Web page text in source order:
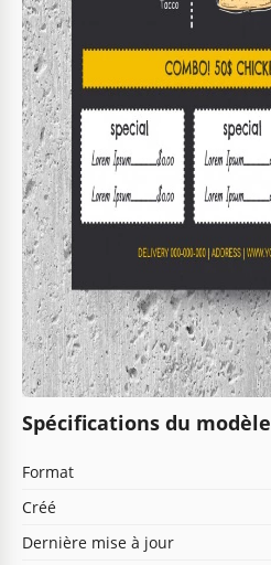
Spécifications du modèle
Format
Créé
Dernière mise à jour